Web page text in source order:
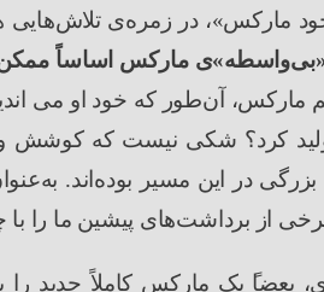
مارکس»، در زمرهی تلاشهایی
بیواسطه»ی مارکس اساساً
مارکس، آنطور که خود او می
کرد؟ شکی نیست که کوشش
در این مسیر بوده اند. به
از برداشتهای پیشین ما را
بعضا یک مارکس کاملاً جدید